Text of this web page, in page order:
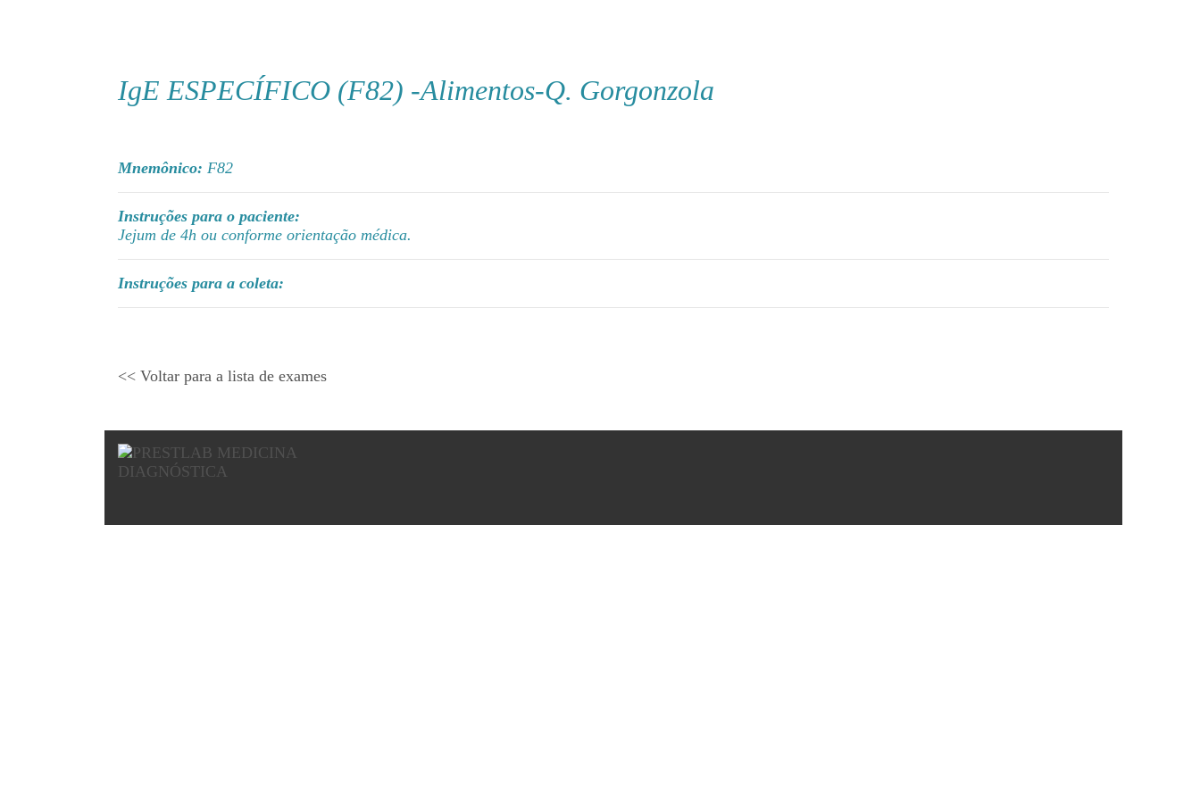
IgE ESPECÍFICO (F82) -Alimentos-Q. Gorgonzola
Mnemônico: F82
Instruções para o paciente:
Jejum de 4h ou conforme orientação médica.
Instruções para a coleta:
<< Voltar para a lista de exames